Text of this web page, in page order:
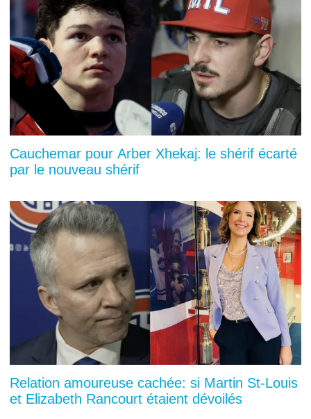
Cauchemar pour Arber Xhekaj: le shérif écarté
par le nouveau shérif
Relation amoureuse cachée: si Martin St-Louis
et Elizabeth Rancourt étaient dévoilés